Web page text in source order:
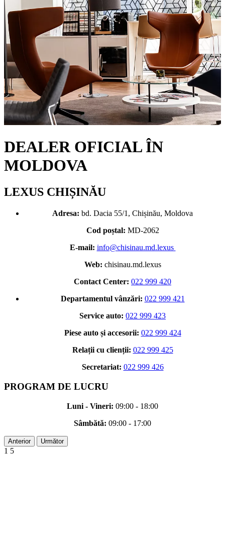
DEALER OFICIAL ÎN
MOLDOVA
LEXUS CHIȘINĂU
Adresa: bd. Dacia 55/1, Chișinău, Moldova
Cod poștal: MD-2062
E-mail: info@chisinau.md.lexus
Web: chisinau.md.lexus
Contact Center: 022 999 420
Departamentul vânzări: 022 999 421
Service auto: 022 999 423
Piese auto și accesorii: 022 999 424
Relații cu clienții: 022 999 425
Secretariat: 022 999 426
PROGRAM DE LUCRU
Luni - Vineri: 09:00 - 18:00
Sâmbătă: 09:00 - 17:00
Anterior Următor
1 5